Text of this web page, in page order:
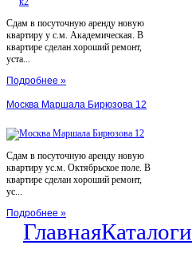
Сдам в посуточную аренду новую
квартиру у с.м. Академическая. В
квартире сделан хороший ремонт,
уста...
Подробнее »
Москва Маршала Бирюзова 12
Сдам в посуточную аренду новую
квартиру ус.м. Октябрьское поле. В
квартире сделан хороший ремонт,
ус...
Подробнее »
ГлавнаяКаталоги